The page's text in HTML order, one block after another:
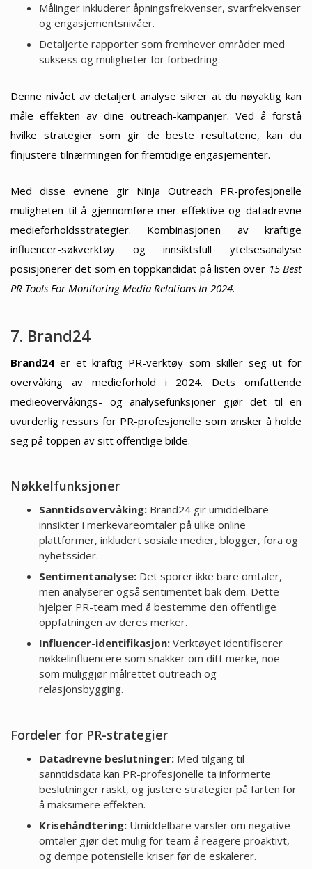
Målinger inkluderer åpningsfrekvenser, svarfrekvenser
og engasjementsnivåer.
Detaljerte rapporter som fremhever områder med
suksess og muligheter for forbedring.
Denne nivået av detaljert analyse sikrer at du nøyaktig kan
måle effekten av dine outreach-kampanjer. Ved å forstå
hvilke strategier som gir de beste resultatene, kan du
finjustere tilnærmingen for fremtidige engasjementer.
Med disse evnene gir Ninja Outreach PR-profesjonelle
muligheten til å gjennomføre mer effektive og datadrevne
medieforholdsstrategier. Kombinasjonen av kraftige
influencer-søkverktøy og innsiktsfull ytelsesanalyse
posisjonerer det som en toppkandidat på listen over 15 Best
PR Tools For Monitoring Media Relations In 2024.
7. Brand24
Brand24 er et kraftig PR-verktøy som skiller seg ut for
overvåking av medieforhold i 2024. Dets omfattende
medieovervåkings- og analysefunksjoner gjør det til en
uvurderlig ressurs for PR-profesjonelle som ønsker å holde
seg på toppen av sitt offentlige bilde.
Nøkkelfunksjoner
Sanntidsovervåking:Brand24 gir umiddelbare
innsikter i merkevareomtaler på ulike online
plattformer, inkludert sosiale medier, blogger, fora og
nyhetssider.
Sentimentanalyse:Det sporer ikke bare omtaler,
men analyserer også sentimentet bak dem. Dette
hjelper PR-team med å bestemme den offentlige
oppfatningen av deres merker.
Influencer-identifikasjon:Verktøyet identifiserer
nøkkelinfluencere som snakker om ditt merke, noe
som muliggjør målrettet outreach og
relasjonsbygging.
Fordeler for PR-strategier
Datadrevne beslutninger:Med tilgang til
sanntidsdata kan PR-profesjonelle ta informerte
beslutninger raskt, og justere strategier på farten for
å maksimere effekten.
Krisehåndtering:Umiddelbare varsler om negative
omtaler gjør det mulig for team å reagere proaktivt,
og dempe potensielle kriser før de eskalerer.